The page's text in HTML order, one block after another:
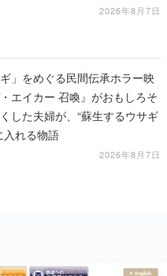
2026年8月7日
」をめぐる民間伝承ホラー映
エイカー 召喚』がおもしろそ
した夫婦が、“蘇生するウサギ
入れる物語
2026年8月7日